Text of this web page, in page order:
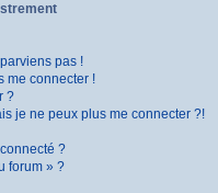
pas !
me connecter !
?
je ne peux plus me connecter ?!
?
forum » ?